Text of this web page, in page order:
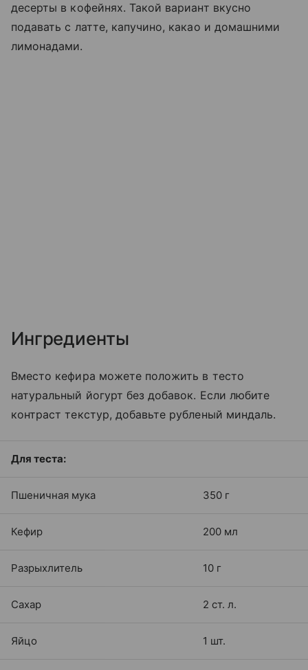
десерты в кофейнях. Такой вариант вкусно
подавать с латте, капучино, какао и домашними
лимонадами.
Ингредиенты
Вместо кефира можете положить в тесто
натуральный йогурт без добавок. Если любите
контраст текстур, добавьте рубленый миндаль.
Для теста:
Пшеничная мука 350 г
Кефир 200 мл
Разрыхлитель 10 г
Сахар 2 ст. л.
Яйцо 1 шт.